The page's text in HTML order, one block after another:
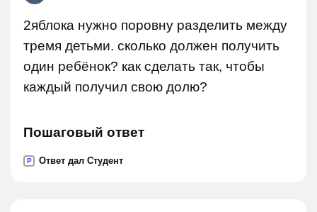
2яблока нужно поровну разделить между
тремя детьми. сколько должен получить
один ребёнок? как сделать так, чтобы
каждый получил свою долю?
Пошаговый ответ
P Ответ дал Студент